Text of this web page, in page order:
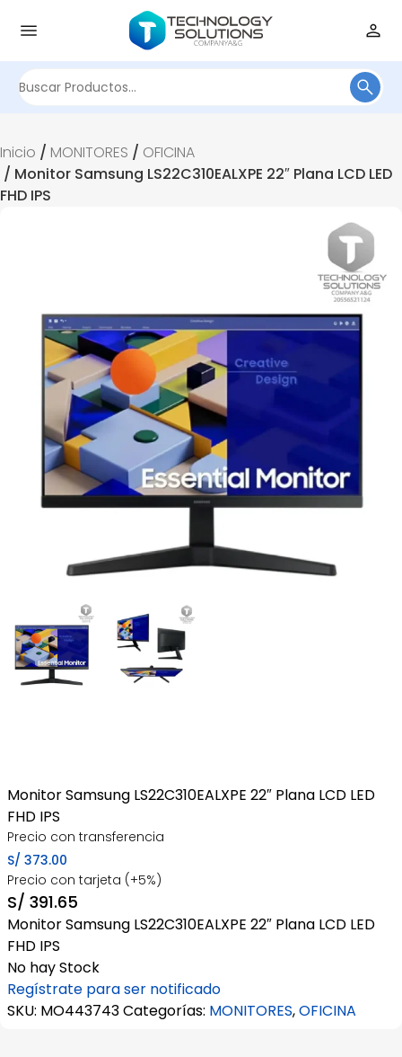
Inicio / MONITORES / OFICINA
/ Monitor Samsung LS22C310EALXPE 22″ Plana LCD LED
FHD IPS
Monitor Samsung LS22C310EALXPE 22″ Plana LCD LED
FHD IPS
Precio con transferencia
S/ 373.00
Precio con tarjeta (+5%)
S/ 391.65
Monitor Samsung LS22C310EALXPE 22″ Plana LCD LED
FHD IPS
No hay Stock
Regístrate para ser notificado
SKU: MO443743Categorías: MONITORES,OFICINA